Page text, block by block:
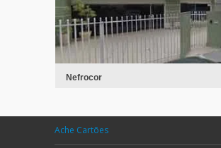
Nefrocor
Ache Cartões